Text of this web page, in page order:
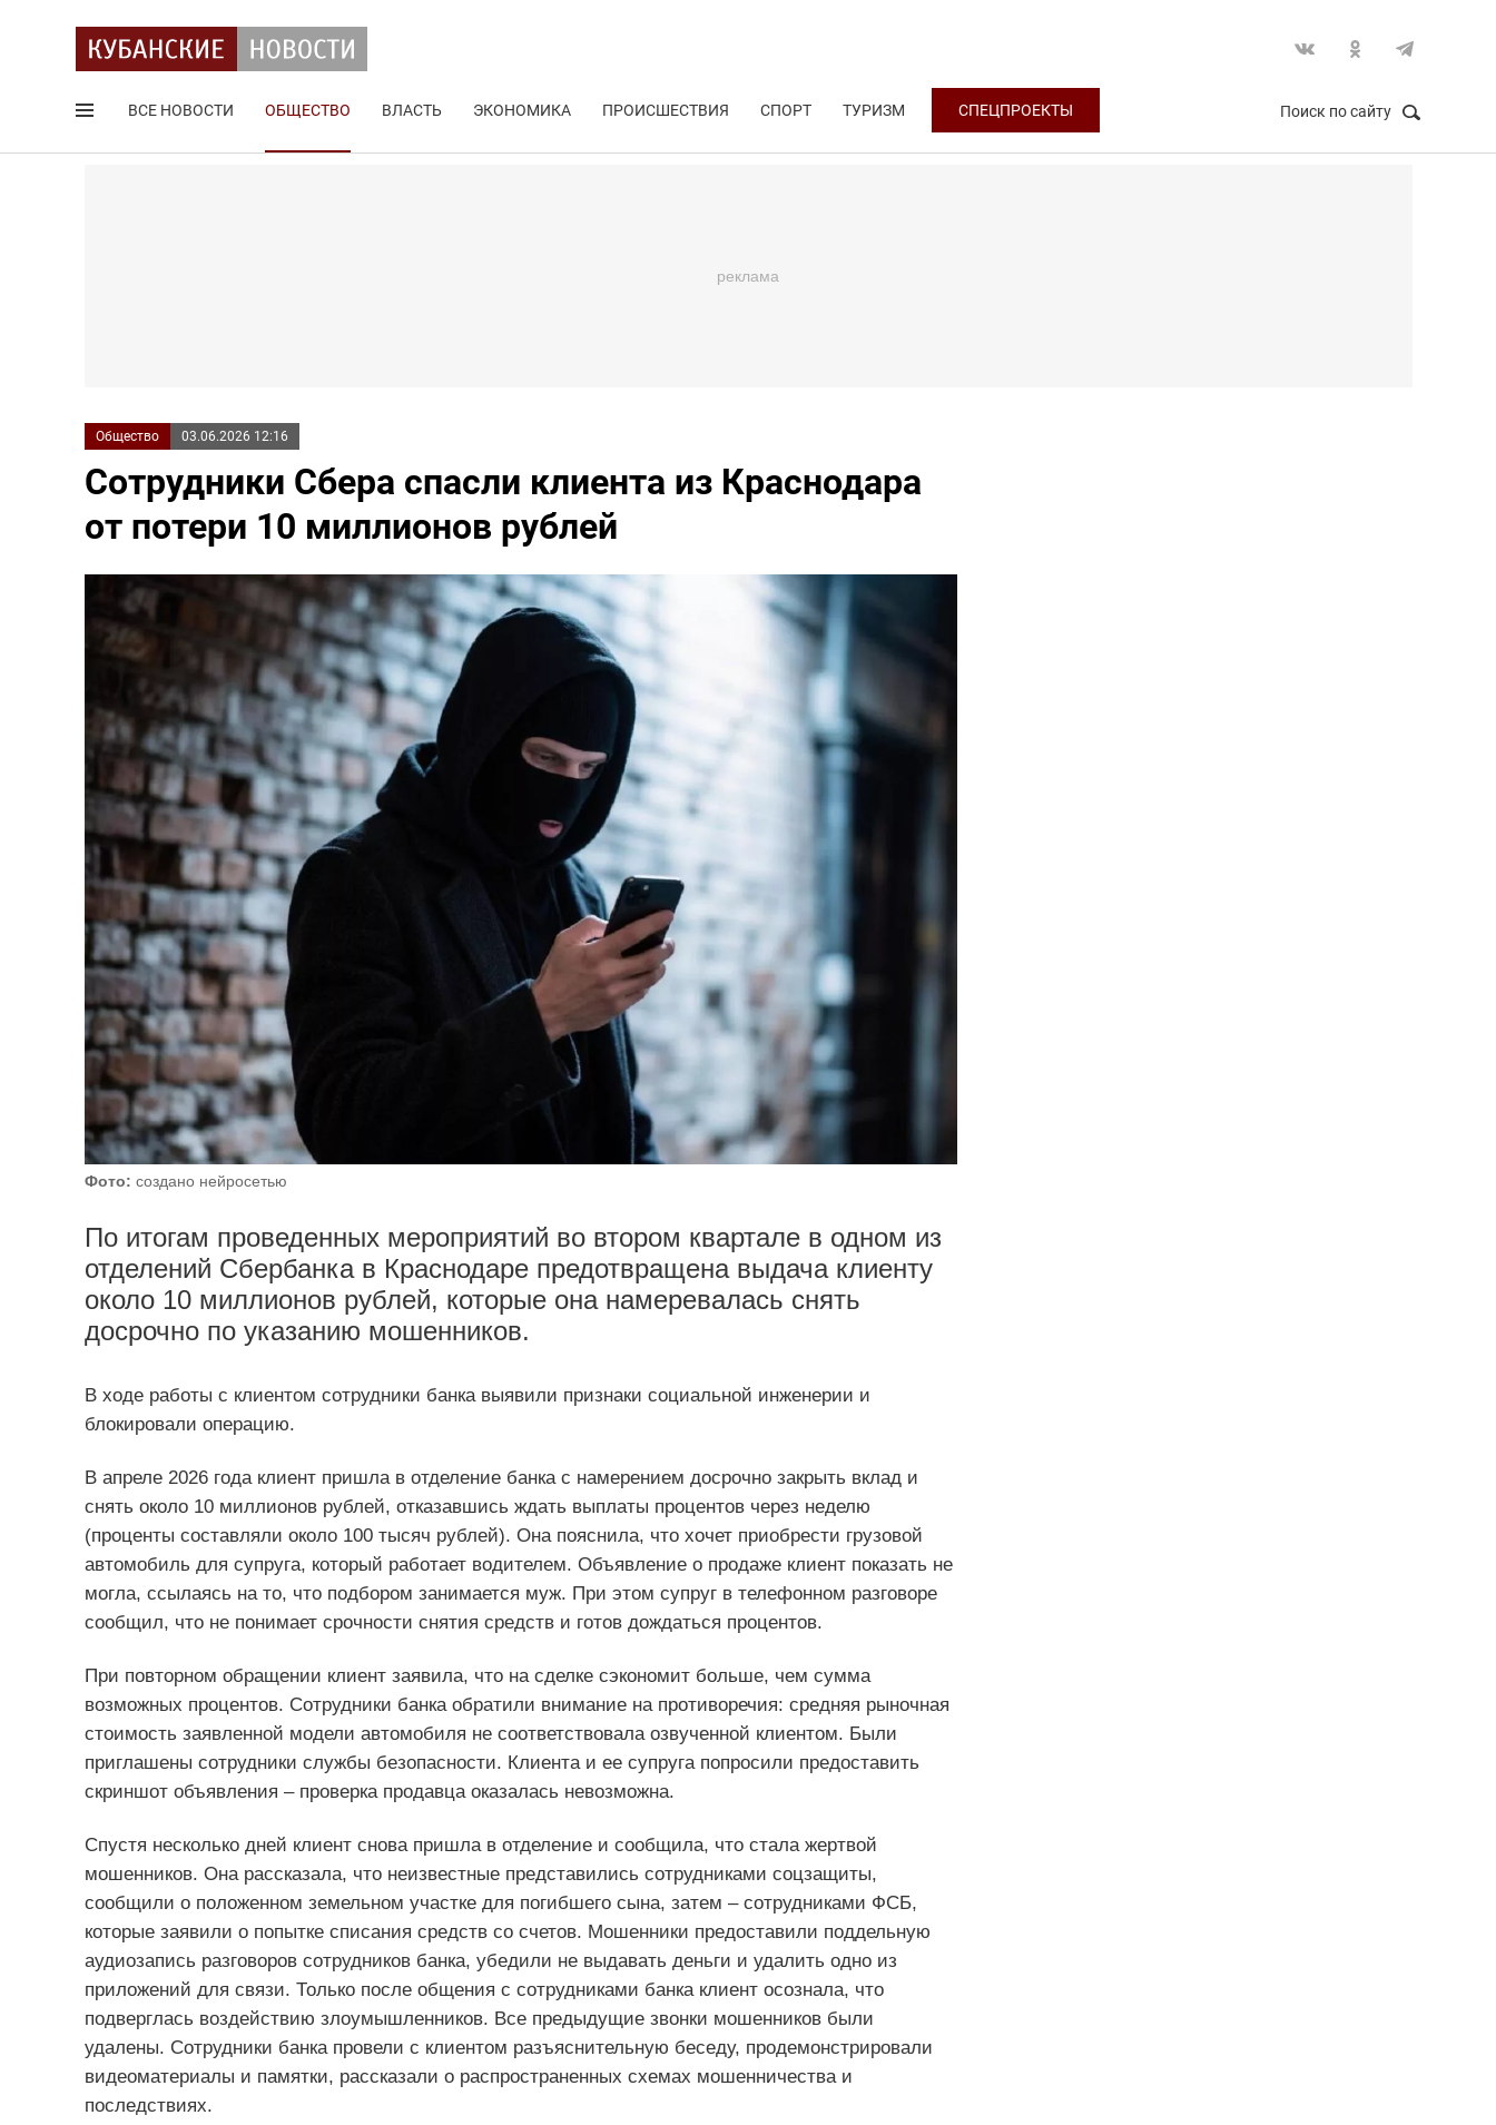
ВСЕ НОВОСТИ ОБЩЕСТВО ВЛАСТЬ ЭКОНОМИКА ПРОИСШЕСТВИЯ СПОРТ ТУРИЗМ СПЕЦПРОЕКТЫ Поиск по сайту
Общество 03.06.2026 12:16
Сотрудники Сбера спасли клиента из Краснодара
от потери 10 миллионов рублей
Фото: создано нейросетью
По итогам проведенных мероприятий во втором квартале в одном из
отделений Сбербанка в Краснодаре предотвращена выдача клиенту
около 10 миллионов рублей, которые она намеревалась снять
досрочно по указанию мошенников.
В ходе работы с клиентом сотрудники банка выявили признаки социальной инженерии и
блокировали операцию.
В апреле 2026 года клиент пришла в отделение банка с намерением досрочно закрыть вклад и
снять около 10 миллионов рублей, отказавшись ждать выплаты процентов через неделю
(проценты составляли около 100 тысяч рублей). Она пояснила, что хочет приобрести грузовой
автомобиль для супруга, который работает водителем. Объявление о продаже клиент показать не
могла, ссылаясь на то, что подбором занимается муж. При этом супруг в телефонном разговоре
сообщил, что не понимает срочности снятия средств и готов дождаться процентов.
При повторном обращении клиент заявила, что на сделке сэкономит больше, чем сумма
возможных процентов. Сотрудники банка обратили внимание на противоречия: средняя рыночная
стоимость заявленной модели автомобиля не соответствовала озвученной клиентом. Были
приглашены сотрудники службы безопасности. Клиента и ее супруга попросили предоставить
скриншот объявления – проверка продавца оказалась невозможна.
Спустя несколько дней клиент снова пришла в отделение и сообщила, что стала жертвой
мошенников. Она рассказала, что неизвестные представились сотрудниками соцзащиты,
сообщили о положенном земельном участке для погибшего сына, затем – сотрудниками ФСБ,
которые заявили о попытке списания средств со счетов. Мошенники предоставили поддельную
аудиозапись разговоров сотрудников банка, убедили не выдавать деньги и удалить одно из
приложений для связи. Только после общения с сотрудниками банка клиент осознала, что
подверглась воздействию злоумышленников. Все предыдущие звонки мошенников были
удалены. Сотрудники банка провели с клиентом разъяснительную беседу, продемонстрировали
видеоматериалы и памятки, рассказали о распространенных схемах мошенничества и
последствиях.